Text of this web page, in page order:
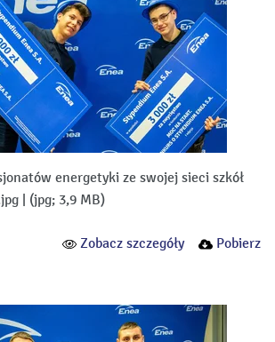
energetyki ze swojej sieci szkół
(jpg; 3,9 MB)
Zobacz szczegóły Pobierz